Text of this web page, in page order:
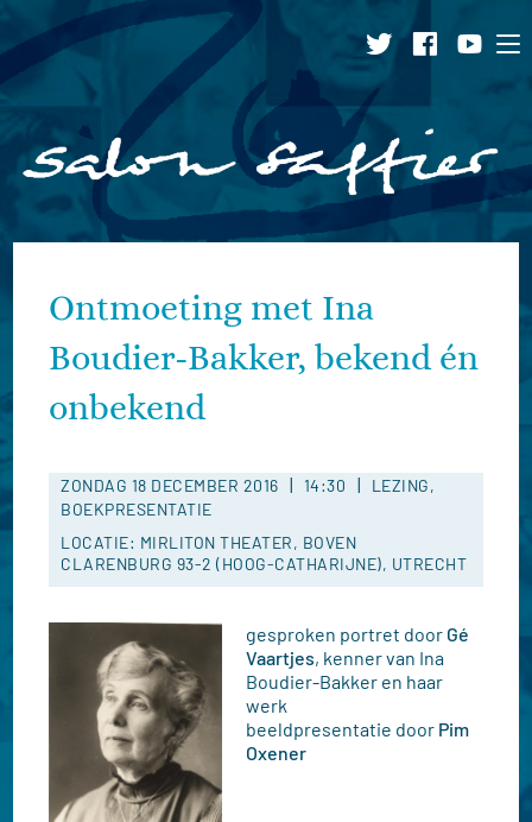
inhoud
Ontmoeting met Ina
Boudier-Bakker, bekend én
onbekend
ZONDAG 18 DECEMBER 2016 | 14:30 |
LEZING,
BOEKPRESENTATIE
LOCATIE: MIRLITON THEATER, BOVEN
CLARENBURG 93-2 (HOOG-CATHARIJNE), UTRECHT
gesproken portret door Gé
Vaartjes, kenner van Ina
Boudier-Bakker en haar
werk
beeldpresentatie door Pim
Oxener